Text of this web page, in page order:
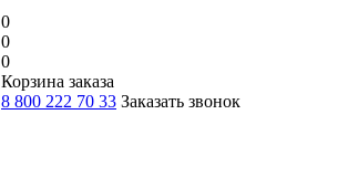
0
0
0
Корзина заказа
8 800 222 70 33 Заказать звонок